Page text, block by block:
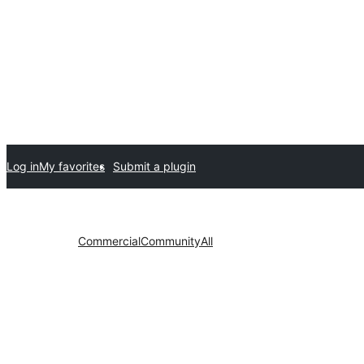
Submit a plugin
My favorites
Log in
All
Community
Commercial